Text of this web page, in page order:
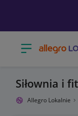
Otwórz menu z
Siłownia i
Allegro Lokalnie